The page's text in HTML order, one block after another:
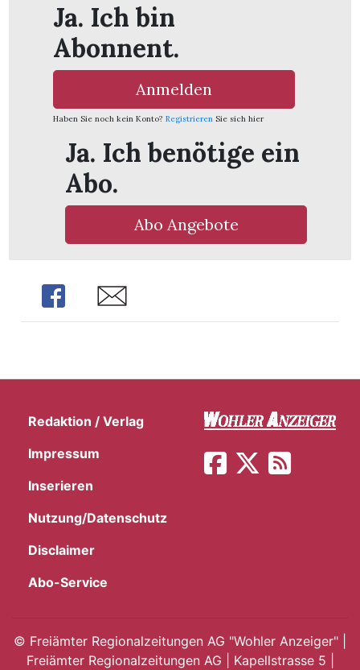
Ja. Ich bin
Abonnent.
Anmelden
Haben Sie noch kein Konto? Registrieren Sie sich hier
Ja. Ich benötige ein
Abo.
Abo Angebote
Share Share
Redaktion / Verlag
Impressum
Inserieren
Nutzung/Datenschutz
Disclaimer
Abo-Service
© Freiämter Regionalzeitungen AG "Wohler Anzeiger" |
Freiämter Regionalzeitungen AG | Kapellstrasse 5 |